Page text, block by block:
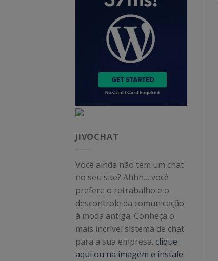
JIVOCHAT
Você ainda não tem um chat
no seu site? Ahhh… você
prefere o retrabalho e o
descontrole da comunicação
à moda antiga. Conheça o
mais incrível sistema de chat
para a sua empresa. clique
aqui ou na imagem e instale